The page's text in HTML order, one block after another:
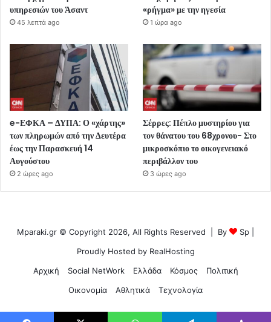
υπηρεσιών του Άσαντ
45 λεπτά ago
«ρήγμα» με την ηγεσία
1 ώρα ago
e-ΕΦΚΑ – ΔΥΠΑ: Ο «χάρτης»
των πληρωμών από την Δευτέρα
έως την Παρασκευή 14
Αυγούστου
2 ώρες ago
Σέρρες: Πέπλο μυστηρίου για
τον θάνατου του 68χρονου- Στο
μικροσκόπιο το οικογενειακό
περιβάλλον του
3 ώρες ago
Mparaki.gr © Copyright 2026, All Rights Reserved | By Sp
Proudly Hosted by RealHosting
Αρχική
Social NetWork Ελλάδα Κόσμος
Πολιτική
Οικονομία
Αθλητικά Τεχνολογία